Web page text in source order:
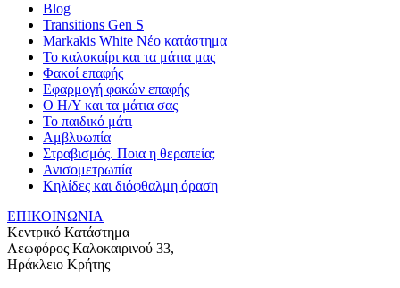
Blog
Transitions Gen S
Markakis White Νέο κατάστημα
Το καλοκαίρι και τα μάτια μας
Φακοί επαφής
Εφαρμογή φακών επαφής
Ο Η/Υ και τα μάτια σας
Το παιδικό μάτι
Αμβλυωπία
Στραβισμός. Ποια η θεραπεία;
Ανισομετρωπία
Κηλίδες και διόφθαλμη όραση
ΕΠΙΚΟΙΝΩΝΙΑ
Κεντρικό Κατάστημα
Λεωφόρος Καλοκαιρινού 33,
Ηράκλειο Κρήτης